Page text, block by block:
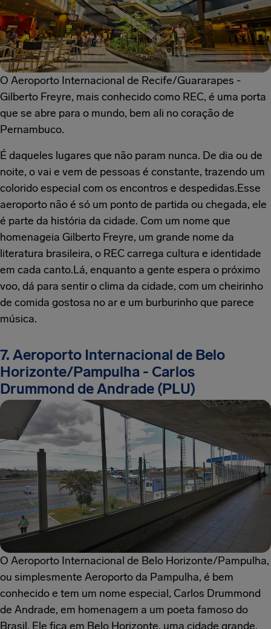
O Aeroporto Internacional de Recife/Guararapes -
Gilberto Freyre, mais conhecido como REC, é uma porta
que se abre para o mundo, bem ali no coração de
Pernambuco.
É daqueles lugares que não param nunca. De dia ou de
noite, o vai e vem de pessoas é constante, trazendo um
colorido especial com os encontros e despedidas.Esse
aeroporto não é só um ponto de partida ou chegada, ele
é parte da história da cidade. Com um nome que
homenageia Gilberto Freyre, um grande nome da
literatura brasileira, o REC carrega cultura e identidade
em cada canto.Lá, enquanto a gente espera o próximo
voo, dá para sentir o clima da cidade, com um cheirinho
de comida gostosa no ar e um burburinho que parece
música.
7. Aeroporto Internacional de Belo
Horizonte/Pampulha - Carlos
Drummond de Andrade (PLU)
O Aeroporto Internacional de Belo Horizonte/Pampulha,
ou simplesmente Aeroporto da Pampulha, é bem
conhecido e tem um nome especial, Carlos Drummond
de Andrade, em homenagem a um poeta famoso do
Brasil. Ele fica em Belo Horizonte, uma cidade grande.